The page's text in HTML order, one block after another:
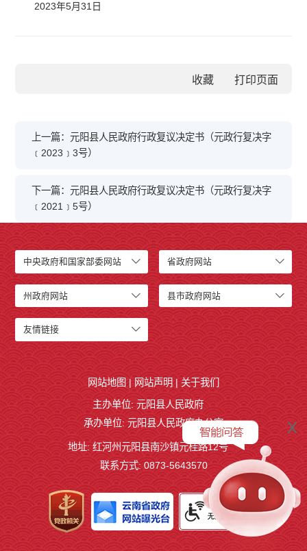
2023年5月31日
收藏
上一篇：元阳县人民政府行政复议决定书（元政行复决字
﹝2023﹞3号）
下一篇：元阳县人民政府行政复议决定书（元政行复决字
﹝2021﹞5号）
中央政府和国家部委网站 省政府网站
州政府网站 县市政府网站
友情链接
x
网站地图 | 网站声明 | 关于我们
主办单位: 元阳县人民政府
承办单位: 元阳县人民政府办公室
地址: 红河州元阳县南沙镇元桂路12号
联系方式: 0873-5643570